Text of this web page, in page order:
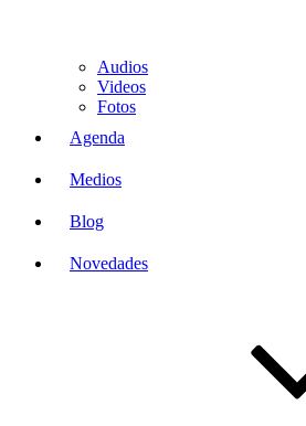
Audios
Videos
Fotos
Agenda
Medios
Blog
Novedades